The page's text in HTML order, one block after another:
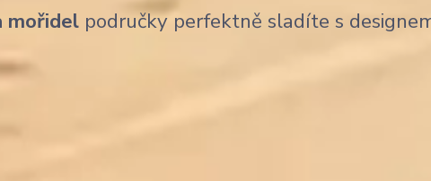
mořidel područky perfektně sladíte s